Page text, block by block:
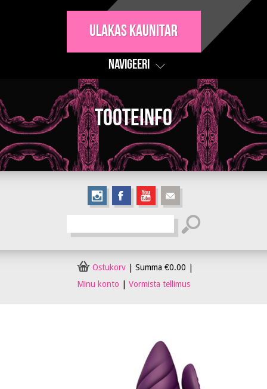
Ulakas Kaunitar
Navigeeri
Tooteinfo
Ostukorv| Summa €0.00
Minu konto
Vormista tellimus